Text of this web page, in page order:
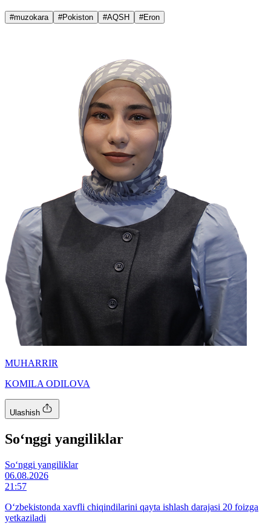
#muzokara #Pokiston #AQSH #Eron
MUHARRIR
KOMILA ODILOVA
Ulashish
So‘nggi yangiliklar
So‘nggi yangiliklar
06.08.2026
21:57
O‘zbekistonda xavfli chiqindilarini qayta ishlash darajasi 20 foizga
yetkaziladi